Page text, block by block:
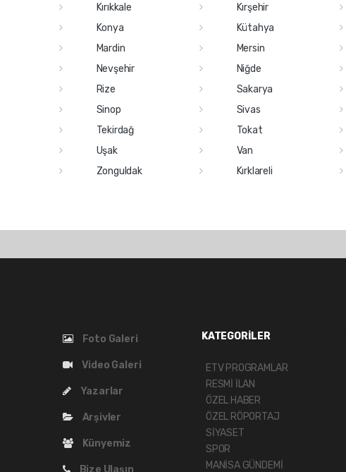
Kırıkkale
Kırşehir
Konya
Kütahya
Mardin
Mersin
Nevşehir
Niğde
Rize
Sakarya
Sinop
Sivas
Tekirdağ
Tokat
Uşak
Van
Zonguldak
Kırklareli
Foto Galeri
Video Galeri
Yazarlar
Arşivler
Künyemiz
Bize Ulaşın
KATEGORİLER
ETV PROGRAMLAR
RESMİ İLAN
ÖZEL HABER
ÖZEL RÖPORTAJ
SİYASET
SPOR
MANİSA GÜNDEMİ